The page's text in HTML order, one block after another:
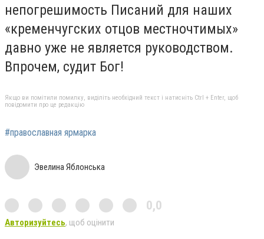
непогрешимость Писаний для наших
«кременчугских отцов местночтимых»
давно уже не является руководством.
Впрочем, судит Бог!
Якщо ви помітили помилку, виділіть необхідний текст і натисніть Ctrl + Enter, щоб
повідомити про це редакцію
#православная ярмарка
Эвелина Яблонська
0,0
Авторизуйтесь, щоб оцінити